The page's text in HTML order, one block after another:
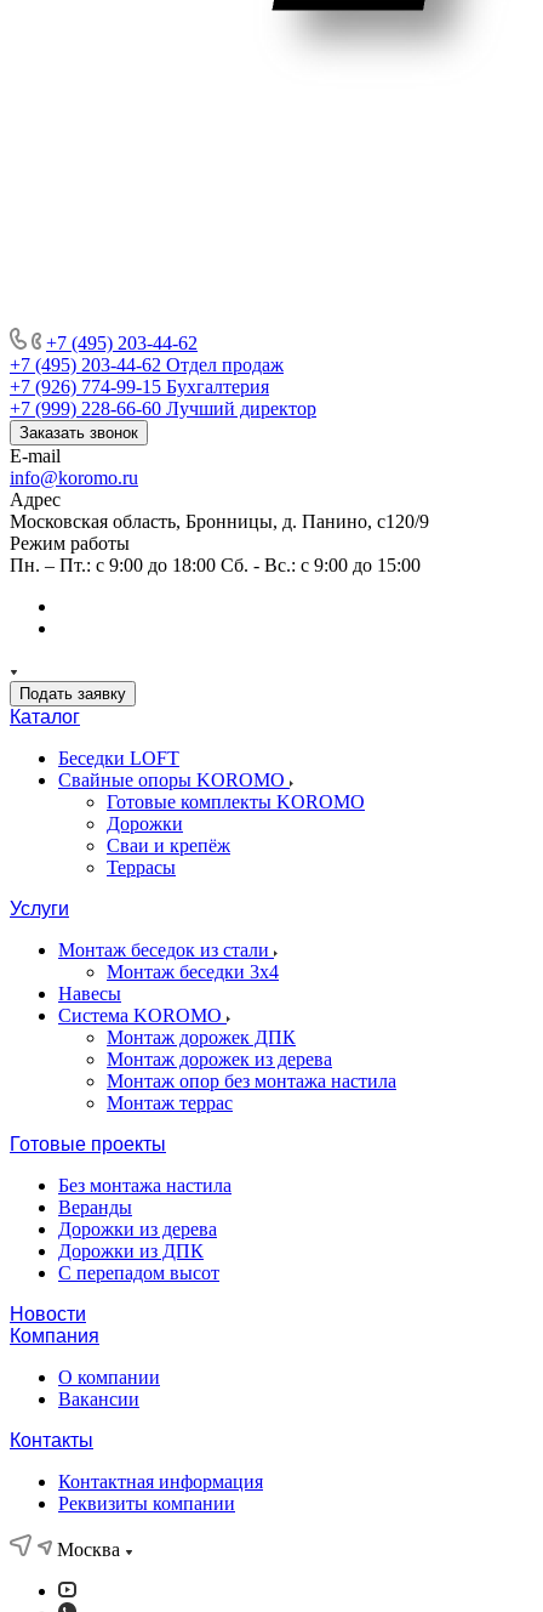
+7 (495) 203-44-62
+7 (495) 203-44-62 Отдел продаж
+7 (926) 774-99-15 Бухгалтерия
+7 (999) 228-66-60 Лучший директор
Заказать звонок
E-mail
info@koromo.ru
Адрес
Московская область, Бронницы, д. Панино, с120/9
Режим работы
Пн. – Пт.: с 9:00 до 18:00 Сб. - Вс.: с 9:00 до 15:00
Подать заявку
Каталог
Беседки LOFT
Свайные опоры KOROMO
Готовые комплекты KOROMO
Дорожки
Сваи и крепёж
Террасы
Услуги
Монтаж беседок из стали
Монтаж беседки 3х4
Навесы
Система KOROMO
Монтаж дорожек ДПК
Монтаж дорожек из дерева
Монтаж опор без монтажа настила
Монтаж террас
Готовые проекты
Без монтажа настила
Веранды
Дорожки из дерева
Дорожки из ДПК
С перепадом высот
Новости
Компания
О компании
Вакансии
Контакты
Контактная информация
Реквизиты компании
Москва